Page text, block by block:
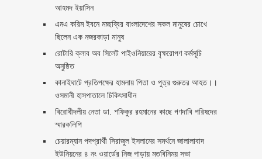
আহমদ ইয়াসিন
এমএ করিম ইবনে মচ্ছব্বির বাংলাদেশের সকল মানুষের চোখে
ছিলেন এক নজরকাড়া মানুষ ‎
রোটারি ক্লাব অব সিলেট পাইওনিয়ারের বৃক্ষরোপণ কর্মসূচি
অনুষ্ঠিত
কানাইঘাটে প্রতিপক্ষের হামলায় পিতা ও পুত্র গুরুতর আহত।।
ওসমানী হাসপাতালে চিকিৎসাধীন
বিরোধীদলীয় নেতা ডা. শফিকুর রহমানের কাছে গণদাবি পরিষদের
স্মারকলিপি ‎
চেয়ারম্যান পদপ্রার্থী সিরাজুল ইসলামের সমর্থনে জালালাবাদ
ইউনিয়নের ৪ নং ওয়ার্ডের নিজ পাড়ায় মতবিনিময় সভা